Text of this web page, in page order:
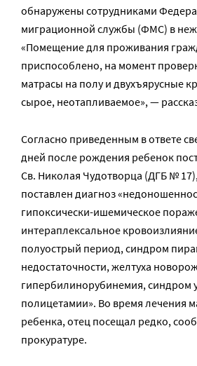
обнаружены сотрудниками
миграционной службы (ФМС) в
«Помещение для проживания
приспособлено, на момент
матрасы на полу и двухъярусные
сырое, неотапливаемое», —
Согласно приведенным в ответе
дней после рождения ребенок
Св. Николая Чудотворца (ДГБ №
поставлен диагноз
гипоксически-ишемическое
интераплексальное
полуострый период, синдром
недостаточности, желтуха
гипербилинорубинемия, синдром
полицетамии». Во время лечения
ребенка, отец посещал редко,
прокуратуре.